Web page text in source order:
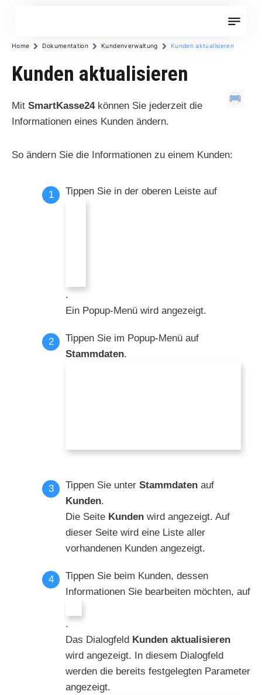
Home Dokumentation Kundenverwaltung Kunden aktualisieren
Kunden aktualisieren
Mit SmartKasse24können Sie jederzeit die
Informationen eines Kunden ändern.
So ändern Sie die Informationen zu einem Kunden:
Tippen Sie in der oberen Leiste auf
.
Ein Popup-Menü wird angezeigt.
Tippen Sie im Popup-Menü auf
Stammdaten.
Tippen Sie unter Stammdaten auf
Kunden.
Die Seite Kunden wird angezeigt. Auf
dieser Seite wird eine Liste aller
vorhandenen Kunden angezeigt.
Tippen Sie beim Kunden, dessen
Informationen Sie bearbeiten möchten, auf
.
Das Dialogfeld Kunden aktualisieren
wird angezeigt. In diesem Dialogfeld
werden die bereits festgelegten Parameter
angezeigt.